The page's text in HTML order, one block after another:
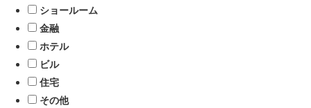
ショールーム
金融
ホテル
ビル
住宅
その他